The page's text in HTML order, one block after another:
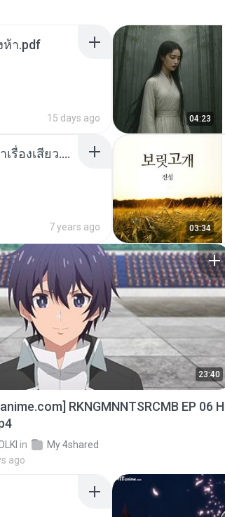
า.pdf
15 days ago 04:23
เมียน้อยเหงา พาเสียวค่ะ18+เล่าเรื่องเสียว.mp3
7 years ago 03:34
23:40
RKNGMNNTSRCMB EP 06 H
in
My 4shared
ago